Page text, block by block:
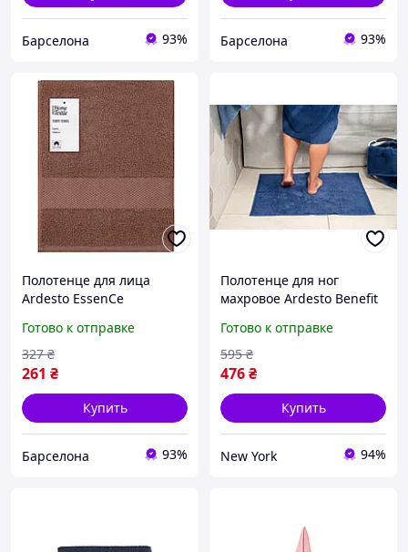
Барселона 93% Барселона 93%
Полотенце для лица
Ardesto EssenСe
коричневое barca
Готово к отправке
261 ₴
327 ₴
Купить
Барселона 93%
Полотенце для ног
махровое Ardesto Benefit
темно-синее newyork
Готово к отправке
476₴
595 ₴
Купить
New York 94%